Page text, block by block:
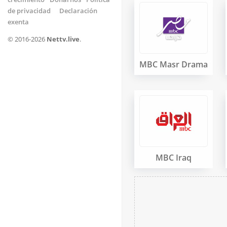
de privacidad
Declaración
exenta
© 2016-2026 Nettv.live.
MBC Masr Drama
MBC Iraq